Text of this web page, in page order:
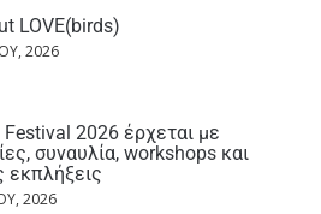
LOVE(birds)
2026
2026 έρχεται με
συναυλία, workshops και
εκπλήξεις
2026